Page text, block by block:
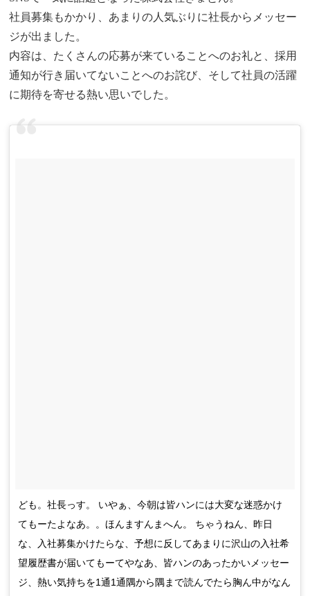
社員募集もかかり、あまりの人気ぶりに社長からメッセー
ジが出ました。
内容は、たくさんの応募が来ていることへのお礼と、採用
通知が行き届いてないことへのお詫び、そして社員の活躍
に期待を寄せる熱い思いでした。
ども。社長っす。 いやぁ、今朝は皆ハンには大変な迷惑かけ
てもーたよなあ。。ほんますんまへん。 ちゃうねん、昨日
な、入社募集かけたらな、予想に反してあまりに沢山の入社希
望履歴書が届いてもーてやなあ、皆ハンのあったかいメッセー
ジ、熱い気持ちを1通1通隅から隅まで読んでたら胸ん中がなん